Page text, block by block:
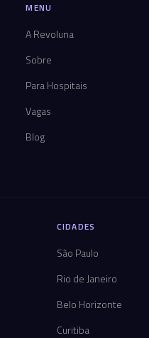
MENU
A Revoluna
Sobre
Para Hospitais
Vagas
Blog
CIDADES
São Paulo
Rio de Janeiro
Belo Horizonte
Curitiba